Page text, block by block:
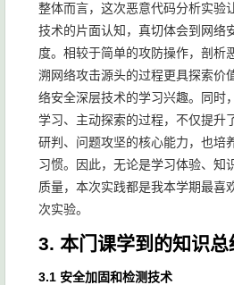
整体而言，这次恶意代码分析实验
技术的片面认知，真切体会到网络
度。相较于简单的攻防操作，剖析
溯网络攻击源头的过程更具探索价
络安全深层技术的学习兴趣。同时
学习、主动探索的过程，不仅提升
研判、问题攻坚的核心能力，也培
习惯。因此，无论是学习体验、知
质量，本次实践都是我本学期最喜
次实验。
3. 本门课学到的知识总
3.1 安全加固和检测技术